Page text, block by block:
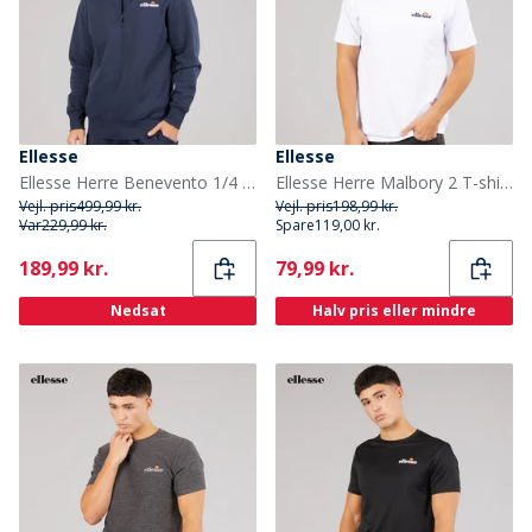
Ellesse
Ellesse Herre Benevento 1/4 Zip Sweatshirt Navy
Vejl. pris499,99 kr.
Var229,99 kr.
Current
189,99 kr.
Nedsat
Ellesse
Ellesse Herre Malbory 2 T-shirt med venstre brystprint Hvid
Vejl. pris198,99 kr.
Spare119,00 kr.
Current
79,99 kr.
Halv pris eller mindre